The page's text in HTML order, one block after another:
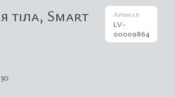
тіла, Smart
Артикул
LV-
00009864